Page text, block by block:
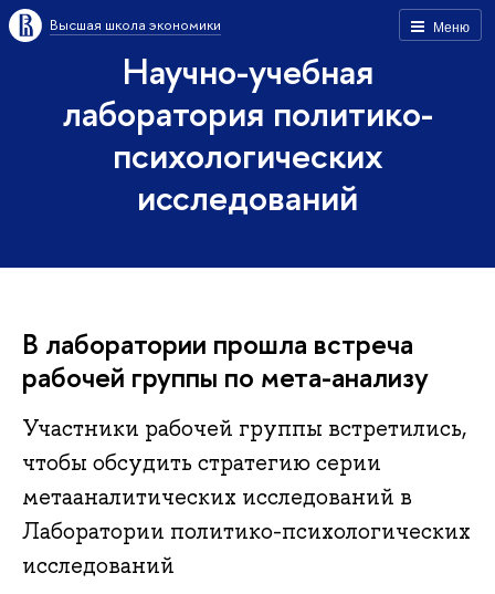
Меню
Высшая школа экономики
Научно-учебная
лаборатория политико-
психологических
исследований
В лаборатории прошла встреча
рабочей группы по мета-анализу
Участники рабочей группы встретились,
чтобы обсудить стратегию серии
метааналитических исследований в
Лаборатории политико-психологических
исследований